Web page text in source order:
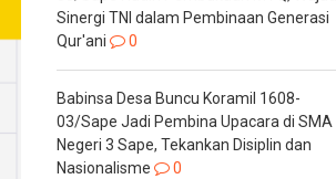
Sinergi TNI dalam Pembinaan Generasi
Qur'ani
0
Babinsa Desa Buncu Koramil 1608-
03/Sape Jadi Pembina Upacara di SMA
Negeri 3 Sape, Tekankan Disiplin dan
Nasionalisme
0